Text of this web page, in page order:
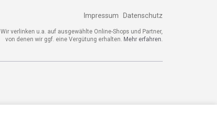
Impressum Datenschutz
verlinken u.a. auf ausgewählte Online-Shops und Partner,
von denen wir ggf. eine Vergütung erhalten.
Mehr erfahren.